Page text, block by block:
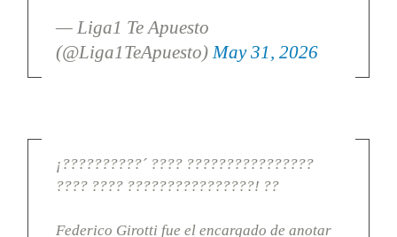
— Liga1 Te Apuesto
(@Liga1TeApuesto) May 31, 2026
¡??????????´ ???? ????????????????
???? ???? ????????????????! ??
Federico Girotti fue el encargado de anotar